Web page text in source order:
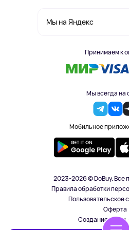
Мы на Яндекс
Принимаем к
Мы всегда на
Мобильное
2023-2026 © DoBuy. Все
Правила обработки
Пользовательское
Оферта
Создание сайта